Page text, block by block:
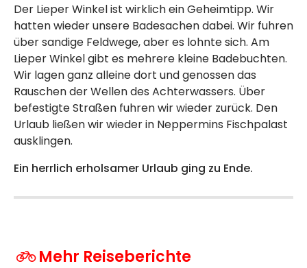
Der Lieper Winkel ist wirklich ein Geheimtipp. Wir
hatten wieder unsere Badesachen dabei. Wir fuhren
über sandige Feldwege, aber es lohnte sich. Am
Lieper Winkel gibt es mehrere kleine Badebuchten.
Wir lagen ganz alleine dort und genossen das
Rauschen der Wellen des Achterwassers. Über
befestigte Straßen fuhren wir wieder zurück. Den
Urlaub ließen wir wieder in Neppermins Fischpalast
ausklingen.
Ein herrlich erholsamer Urlaub ging zu Ende.
Mehr Reiseberichte